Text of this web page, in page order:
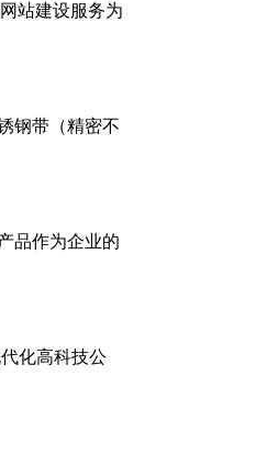
站建设服务为
钢带（精密不
品作为企业的
化高科技公